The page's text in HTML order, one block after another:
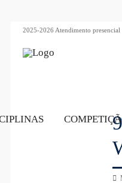
2025-2026 Atendimento presencial